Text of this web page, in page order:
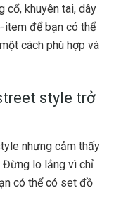
cổ, khuyên tai, dây
item để bạn có thể
cách phù hợp và
style trở
nhưng cảm thấy
Đừng lo lắng vì chỉ
có thể có set đồ